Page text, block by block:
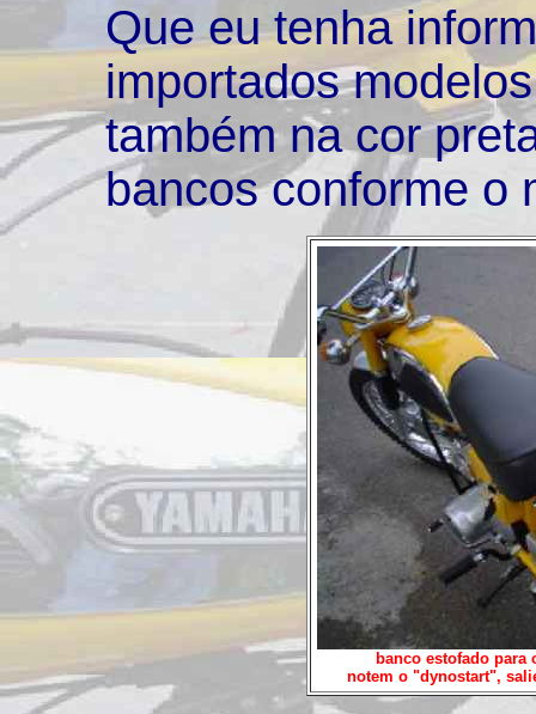
Que eu tenha
importados
também na cor
bancos conforme o
banco estofado para
notem o "dynostart",